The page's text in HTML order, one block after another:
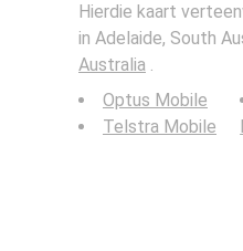
Hierdie kaart
in Adelaide, South
Australia .
Optus Mobile
Telstra Mobile